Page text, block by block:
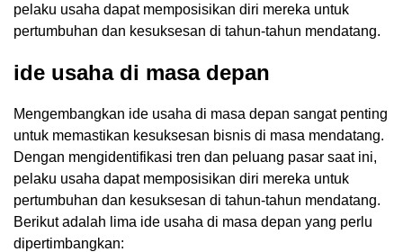
pelaku usaha dapat memposisikan diri mereka untuk
pertumbuhan dan kesuksesan di tahun-tahun mendatang.
ide usaha di masa depan
Mengembangkan ide usaha di masa depan sangat penting
untuk memastikan kesuksesan bisnis di masa mendatang.
Dengan mengidentifikasi tren dan peluang pasar saat ini,
pelaku usaha dapat memposisikan diri mereka untuk
pertumbuhan dan kesuksesan di tahun-tahun mendatang.
Berikut adalah lima ide usaha di masa depan yang perlu
dipertimbangkan: